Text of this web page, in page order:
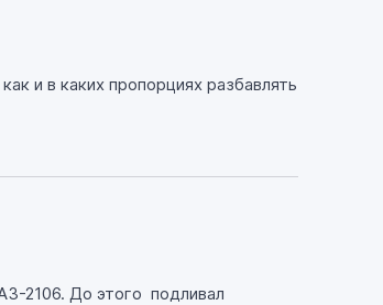
и в каких пропорциях разбавлять
2106. До этого подливал